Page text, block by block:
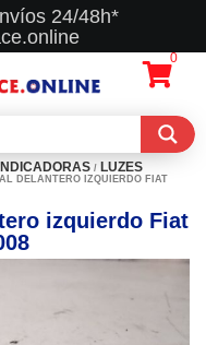
24/48h*
0
/ LUZES
DELANTERO IZQUIERDO FIAT
izquierdo Fiat